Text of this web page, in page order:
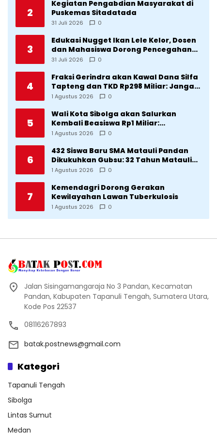
2
Kegiatan Pengabdian Masyarakat di
Puskemas Sitadatada
31 Juli 2026 0
3
Edukasi Nugget Ikan Lele Kelor, Dosen
dan Mahasiswa Dorong Pencegahan
Stunting di Desa Silangkitang
31 Juli 2026 0
4
Fraksi Gerindra akan Kawal Dana Silfa
Tapteng dan TKD Rp298 Miliar: Jangan
Sampai Pekerjaan Pusat dan Provinsi
1 Agustus 2026 0
5
Wali Kota Sibolga akan Salurkan
Kembali Beasiswa Rp1 Miliar:
Diproritaskan Mahasiswa Korban
1 Agustus 2026 0
6
432 Siswa Baru SMA Matauli Pandan
Dikukuhkan Gubsu: 32 Tahun Matauli
Cetak SDM Unggul
1 Agustus 2026 0
7
Kemendagri Dorong Gerakan
Kewilayahan Lawan Tuberkulosis
1 Agustus 2026 0
Jalan Sisingamangaraja No 3 Pandan, Kecamatan
Pandan, Kabupaten Tapanuli Tengah, Sumatera Utara,
Kode Pos 22537
08116267893
batak.postnews@gmail.com
Kategori
Tapanuli Tengah
Sibolga
Lintas Sumut
Medan